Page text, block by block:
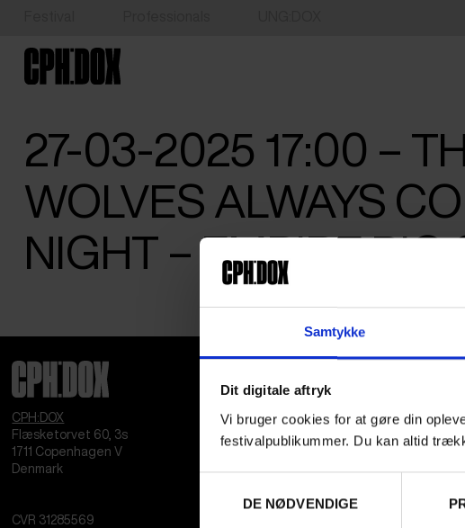
Samtykke
Dit digitale aftryk
Vi bruger cookies for at gøre din
festivalpublikummer. Du kan altid
DE NØDVENDIGE
27-03-2025 17:00 –
WOLVES ALWAYS
NIGHT – EMPIRE BIO
CPH:DOX
Flæsketorvet 60, 3s
1711 Copenhagen V
Denmark
CVR 31285569